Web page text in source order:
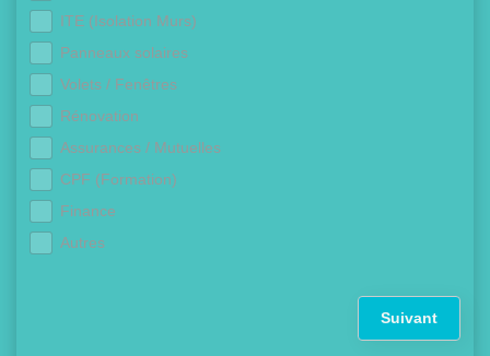
ITE (Isolation Murs)
Panneaux solaires
Volets / Fenêtres
Rénovation
Assurances / Mutuelles
CPF (Formation)
Finance
Autres
Suivant